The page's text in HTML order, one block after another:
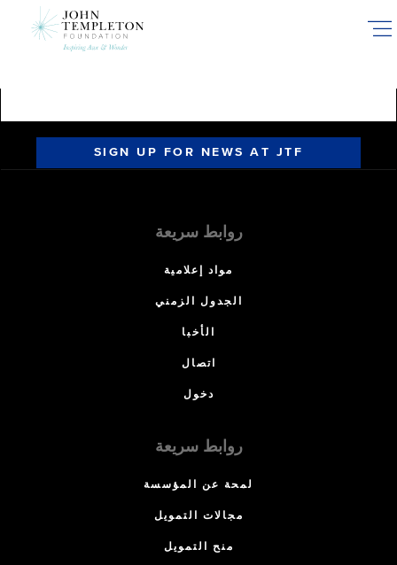
SIGN UP FOR NEWS AT JTF
روابط سريعة
مواد إعلامية
الجدول الزمني
الأخبا
اتصال
دخول
روابط سريعة
لمحة عن المؤسسة
مجالات التمويل
منح التمويل